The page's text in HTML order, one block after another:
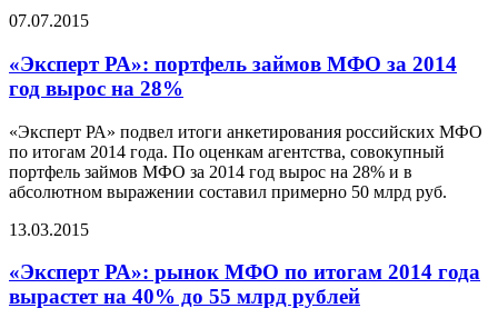
07.07.2015
«Эксперт РА»: портфель займов МФО за 2014
год вырос на 28%
«Эксперт РА» подвел итоги анкетирования российских МФО
по итогам 2014 года. По оценкам агентства, совокупный
портфель займов МФО за 2014 год вырос на 28% и в
абсолютном выражении составил примерно 50 млрд руб.
13.03.2015
«Эксперт РА»: рынок МФО по итогам 2014 года
вырастет на 40% до 55 млрд рублей